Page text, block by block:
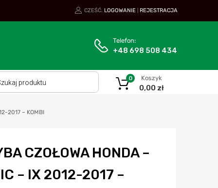
CZEŚĆ. LOGOWANIE REJESTRACJA
Telefon:
+48 698 508 434
Koszyk
0,00 zł
0
2017 – KOMBI
CZOŁOWA HONDA –
– IX 2012-2017 –